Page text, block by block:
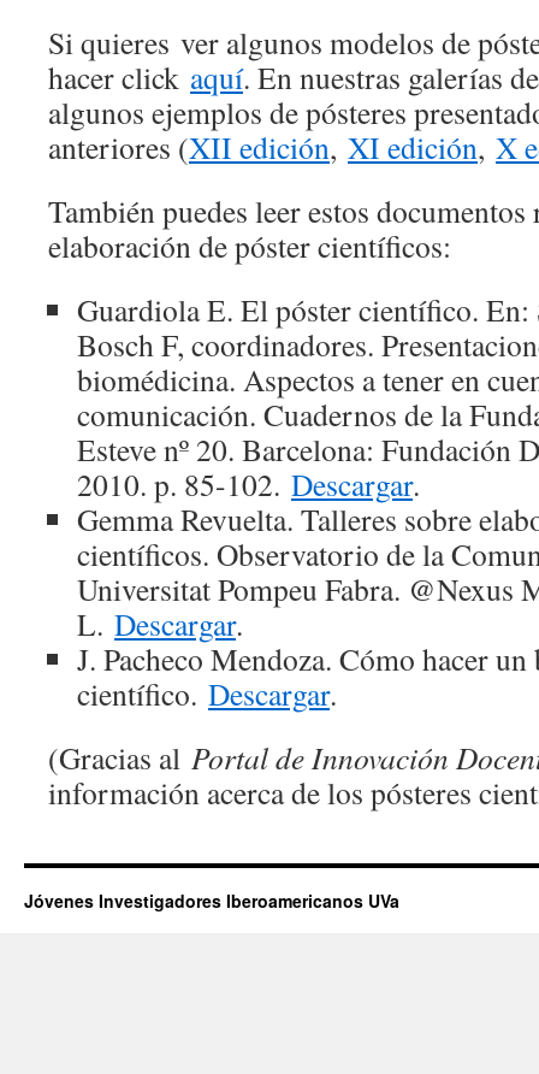
Si quieres ver algunos modelos de
hacer click aquí. En nuestras galerías
algunos ejemplos de pósteres
anteriores (XII edición, XI edición, X
También puedes leer estos
elaboración de póster científicos:
Guardiola E. El póster científico. En:
Bosch F, coordinadores.
biomédicina. Aspectos a tener en
comunicación. Cuadernos de la
Esteve nº 20. Barcelona: Fundación
2010. p. 85-102. Descargar.
Gemma Revuelta. Talleres sobre
científicos. Observatorio de la
Universitat Pompeu Fabra. @Nexus
L. Descargar.
J. Pacheco Mendoza. Cómo hacer un
científico. Descargar.
(Gracias al Portal de Innovación
información acerca de los pósteres
Jóvenes Investigadores Iberoamericanos UVa